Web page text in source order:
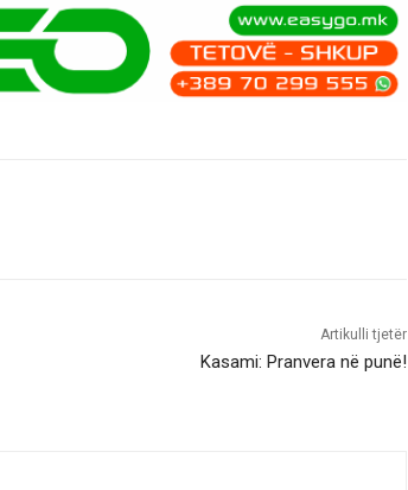
Artikulli tjetër
Kasami: Pranvera në punë!